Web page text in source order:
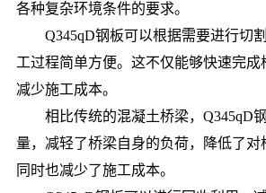
各种复杂环境条件的要求。
Q345qD钢板可以根据需要进行切
工过程简单方便。这不仅能够快速完成
减少施工成本。
相比传统的混凝土桥梁，Q345qD
量，减轻了桥梁自身的负荷，降低了对
同时也减少了施工成本。